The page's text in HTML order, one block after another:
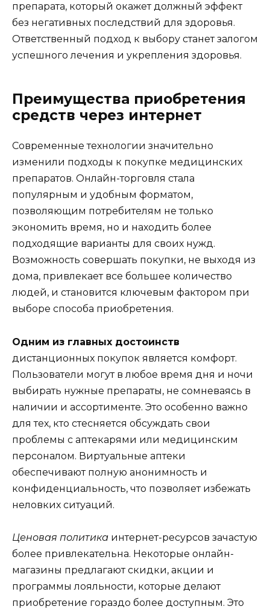
препарата, который окажет должный эффект
без негативных последствий для здоровья.
Ответственный подход к выбору станет залогом
успешного лечения и укрепления здоровья.
Преимущества приобретения
средств через интернет
Современные технологии значительно
изменили подходы к покупке медицинских
препаратов. Онлайн-торговля стала
популярным и удобным форматом,
позволяющим потребителям не только
экономить время, но и находить более
подходящие варианты для своих нужд.
Возможность совершать покупки, не выходя из
дома, привлекает все большее количество
людей, и становится ключевым фактором при
выборе способа приобретения.
Одним из главных достоинств
дистанционных покупок является комфорт.
Пользователи могут в любое время дня и ночи
выбирать нужные препараты, не сомневаясь в
наличии и ассортименте. Это особенно важно
для тех, кто стесняется обсуждать свои
проблемы с аптекарями или медицинским
персоналом. Виртуальные аптеки
обеспечивают полную анонимность и
конфиденциальность, что позволяет избежать
неловких ситуаций.
Ценовая политика интернет-ресурсов зачастую
более привлекательна. Некоторые онлайн-
магазины предлагают скидки, акции и
программы лояльности, которые делают
приобретение гораздо более доступным. Это